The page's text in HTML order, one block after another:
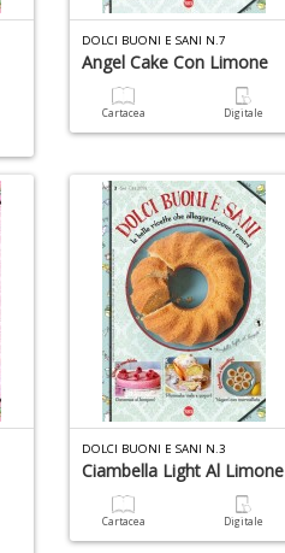
DOLCI BUONI E SANI N.7
Angel Cake Con Limone
Cartacea Digitale
DOLCI BUONI E SANI N.3
Ciambella Light Al Limone
Cartacea Digitale